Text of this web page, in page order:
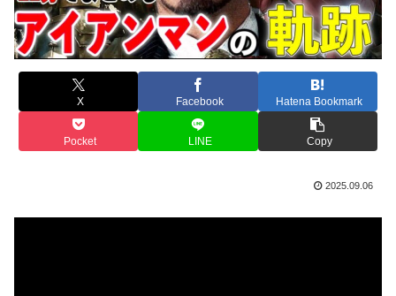
X Facebook Hatena Bookmark
Pocket LINE Copy
2025.09.06